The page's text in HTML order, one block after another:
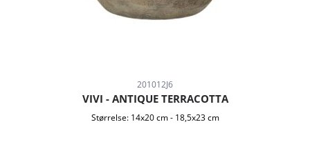
201012J6
VIVI - ANTIQUE TERRACOTTA
Størrelse: 14x20 cm - 18,5x23 cm